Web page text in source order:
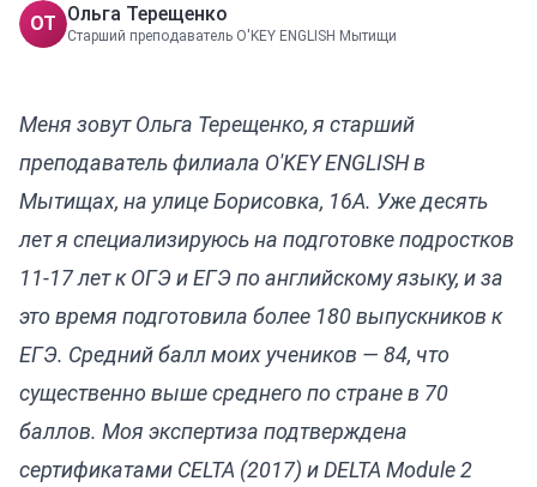
ОТ Ольга Терещенко
Старший преподаватель O'KEY ENGLISH Мытищи
Меня зовут Ольга Терещенко, я старший
преподаватель филиала O'KEY ENGLISH в
Мытищах, на улице Борисовка, 16А. Уже десять
лет я специализируюсь на подготовке подростков
11-17 лет к ОГЭ и ЕГЭ по английскому языку, и за
это время подготовила более 180 выпускников к
ЕГЭ. Средний балл моих учеников — 84, что
существенно выше среднего по стране в 70
баллов. Моя экспертиза подтверждена
сертификатами CELTA (2017) и DELTA Module 2